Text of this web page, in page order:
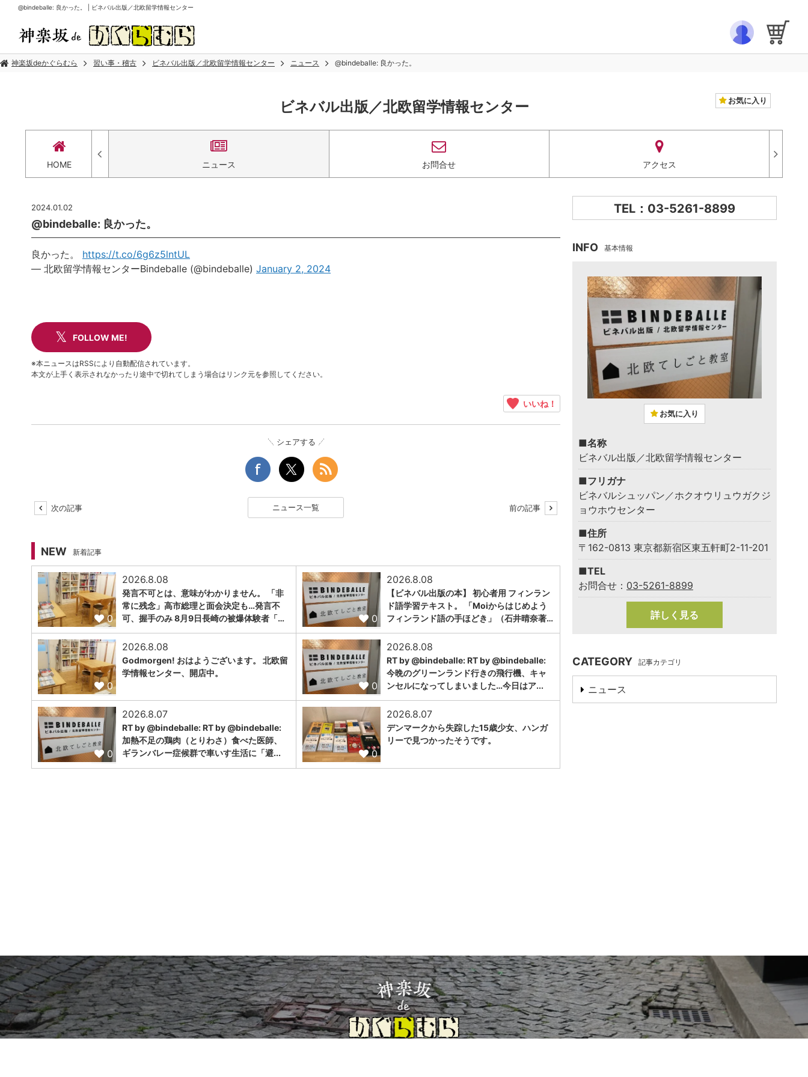
@bindeballe: 良かった。 | ビネバル出版／北欧留学情報センター
神楽坂deかぐらむら 習い事・稽古 ビネバル出版／北欧留学情報センター ニュース @bindeballe: 良かった。
ビネバル出版／北欧留学情報センター お気に入り
HOME ニュース お問合せ アクセス
2024.01.02
@bindeballe: 良かった。
良かった。 https://t.co/6g6z5lntUL
— 北欧留学情報センターBindeballe (@bindeballe) January 2, 2024
FOLLOW ME!
※本ニュースはRSSにより自動配信されています。
本文が上手く表示されなかったり途中で切れてしまう場合はリンク元を参照してください。
いいね！
シェアする
次の記事 ニュース一覧 前の記事
NEW 新着記事
0
2026.8.08
発言不可とは、意味がわかりません。 「非
常に残念」高市総理と面会決定も…発言不
可、握手のみ 8月9日長崎の被爆体験者「…
0
2026.8.08
【ビネバル出版の本】 初心者用 フィンラン
ド語学習テキスト。 「Moiからはじめよう
フィンランド語の手ほどき」（石井晴奈著…
0
2026.8.08
Godmorgen! おはようございます。 北欧留
学情報センター、開店中。
0
2026.8.08
RT by @bindeballe: RT by @bindeballe:
今晩のグリーンランド行きの飛行機、キャ
ンセルになってしまいました…今日はア...
0
2026.8.07
RT by @bindeballe: RT by @bindeballe:
加熱不足の鶏肉（とりわさ）食べた医師、
ギランバレー症候群で車いす生活に「避...
0
2026.8.07
デンマークから失踪した15歳少女、ハンガ
リーで見つかったそうです。
TEL：03-5261-8899
INFO 基本情報
お気に入り
■名称
ビネバル出版／北欧留学情報センター
■フリガナ
ビネバルシュッパン／ホクオウリュウガクジ
ョウホウセンター
■住所
〒162-0813 東京都新宿区東五軒町2-11-201
■TEL
お問合せ： 03-5261-8899
詳しく見る
CATEGORY 記事カテゴリ
ニュース